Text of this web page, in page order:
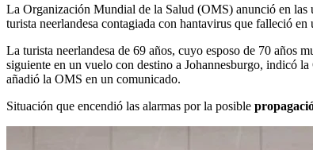
La Organización Mundial de la Salud (OMS) anunció en las
turista neerlandesa contagiada con hantavirus que falleció
La turista neerlandesa de 69 años, cuyo esposo de 70 años
siguiente en un vuelo con destino a Johannesburgo, indicó
añadió la OMS en un comunicado.
Situación que encendió las alarmas por la posible